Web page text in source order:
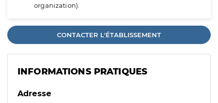
organization).
CONTACTER L'ÉTABLISSEMENT
INFORMATIONS PRATIQUES
Adresse